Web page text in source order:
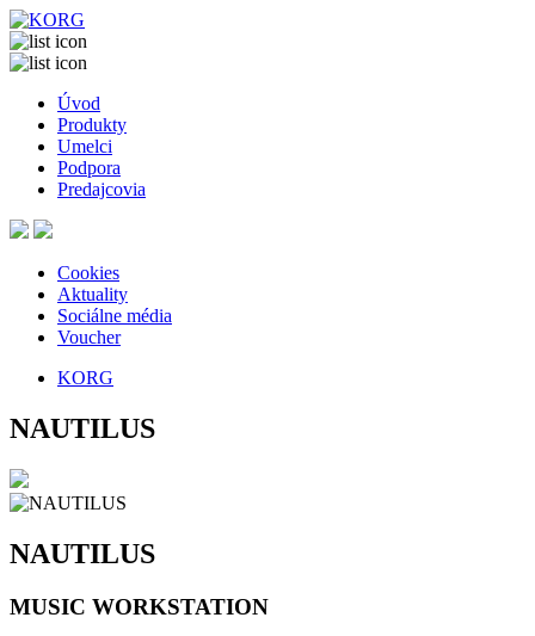
Úvod
Produkty
Umelci
Podpora
Predajcovia
Cookies
Aktuality
Sociálne média
Voucher
KORG
NAUTILUS
NAUTILUS
MUSIC WORKSTATION